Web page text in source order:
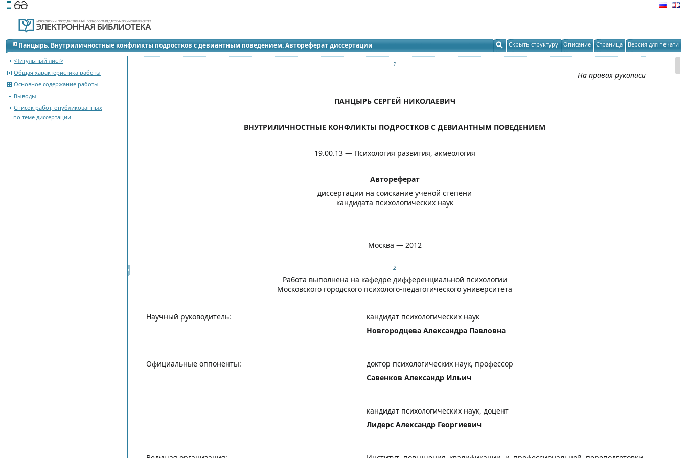
Этот сайт поддерживает
Панцырь. Внутриличностные конфликты подростков с девиантным поведением: Автореферат диссертации Скрыть структуру Описание Страница Версия для печати
<Титульный лист>
Общая характеристика работы
Основное содержание работы
Выводы
Список работ, опубликованных
по теме диссертации
1
На правах рукописи
ПАНЦЫРЬ СЕРГЕЙ НИКОЛАЕВИЧ
ВНУТРИЛИЧНОСТНЫЕ КОНФЛИКТЫ ПОДРОСТКОВ С ДЕВИАНТНЫМ ПОВЕДЕНИЕМ
19.00.13 — Психология развития, акмеология
Автореферат
диссертации на соискание ученой степени
кандидата психологических наук
Москва — 2012
2
Работа выполнена на кафедре дифференциальной психологии
Московского городского психолого-педагогического университета
Научный руководитель:
кандидат психологических наук
Новгородцева Александра Павловна
Официальные оппоненты:
доктор психологических наук, профессор
Савенков Александр Ильич
кандидат психологических наук, доцент
Лидерс Александр Георгиевич